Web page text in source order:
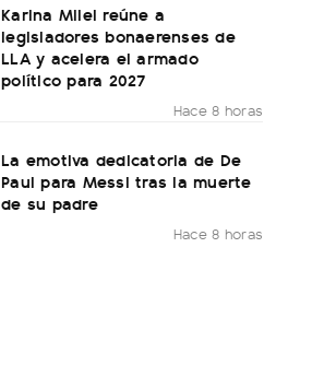
Karina Milei reúne a
legisladores bonaerenses de
LLA y acelera el armado
político para 2027
Hace 8 horas
La emotiva dedicatoria de De
Paul para Messi tras la muerte
de su padre
Hace 8 horas